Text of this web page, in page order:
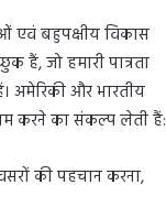
एवं बहुपक्षीय विकास
जो हमारी पात्रता
अमेरिकी और भारतीय
करने का संकल्प लेती हैं:
की पहचान करना,